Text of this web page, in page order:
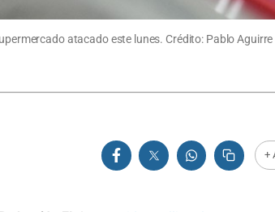
atacado este lunes. Crédito: Pablo Aguirre
+